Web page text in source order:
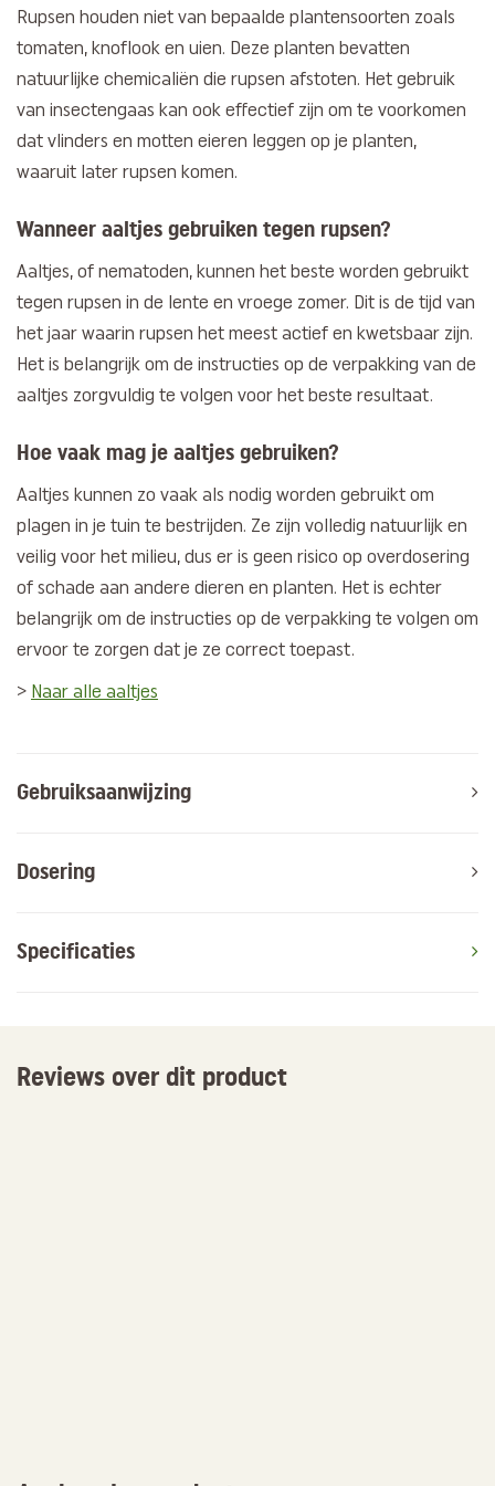
Rupsen houden niet van bepaalde plantensoorten zoals
tomaten, knoflook en uien. Deze planten bevatten
natuurlijke chemicaliën die rupsen afstoten. Het gebruik
van insectengaas kan ook effectief zijn om te voorkomen
dat vlinders en motten eieren leggen op je planten,
waaruit later rupsen komen.
Wanneer aaltjes gebruiken tegen rupsen?
Aaltjes, of nematoden, kunnen het beste worden gebruikt
tegen rupsen in de lente en vroege zomer. Dit is de tijd van
het jaar waarin rupsen het meest actief en kwetsbaar zijn.
Het is belangrijk om de instructies op de verpakking van de
aaltjes zorgvuldig te volgen voor het beste resultaat.
Hoe vaak mag je aaltjes gebruiken?
Aaltjes kunnen zo vaak als nodig worden gebruikt om
plagen in je tuin te bestrijden. Ze zijn volledig natuurlijk en
veilig voor het milieu, dus er is geen risico op overdosering
of schade aan andere dieren en planten. Het is echter
belangrijk om de instructies op de verpakking te volgen om
ervoor te zorgen dat je ze correct toepast.
> Naar alle aaltjes
Gebruiksaanwijzing
Dosering
Specificaties
Reviews over dit product